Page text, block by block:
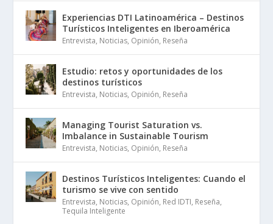
Experiencias DTI Latinoamérica – Destinos
Turísticos Inteligentes en Iberoamérica
Entrevista, Noticias, Opinión, Reseña
Estudio: retos y oportunidades de los
destinos turísticos
Entrevista, Noticias, Opinión, Reseña
Managing Tourist Saturation vs.
Imbalance in Sustainable Tourism
Entrevista, Noticias, Opinión, Reseña
Destinos Turísticos Inteligentes: Cuando el
turismo se vive con sentido
Entrevista, Noticias, Opinión, Red IDTI, Reseña,
Tequila Inteligente